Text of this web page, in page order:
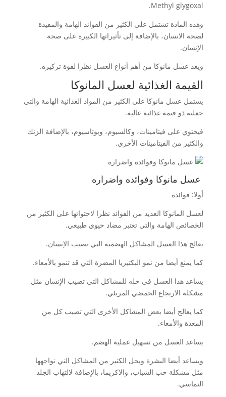
Methyl glygoxal.
وهذه المادة تشتمل على الكثير من الفوائد الهامة والمفيدة
لصحة الانسان، بالإضافة إلى تأثيراتها الكبيرة على صحة
الإنسان.
ويعد عسل مانوكا من أهم أنواع العسل نظرا لقوة تركيزه.
القيمة الغذائية لعسل المانوكا
يستمل عسل مانوكا على الكثير من المواد الغذائية الهامة والتي
جعلته ذو قيمة غذائية عالية.
فيحتوي على فيتامينات، وكالسيوم، وبوتاسيوم، بالإضافة الزنك
والكثير من الفيتامينات الأخري.
عسل مانوكا وفوائده واضراره
أولا: فوائده
لعسل المانوكا العديد من الفوائد نظرا لاحتوائها على الكثير من
الخصائص الهامة والتي تعتبر مضاد حيوي طبيعي.
يعالج هذا العسل المشاكل الهضمية التي تصيب الإنسان.
كما يمنع أيضا من نمو البكتيريا المضرة التي قد تنمو بالأمعاء.
يساعد هذا العسل في حله للمشاكل التي تصيب الإنسان مثل
مشكلة الارتجاع الحمضي المريئي.
كما يعالج أيضا بعض المشاكل الأخرى التي تصيب كل من
المعدة والأمعاء.
يساعد العسل من تسهيل عملية الهضم.
ويساعد أيضا البشرة ويحل الكثير من المشاكل التي تواجهها
مثل مشكلة حب الشباب، والاكزيما، بالإضافة لالتهاب الجلد
التماسي.